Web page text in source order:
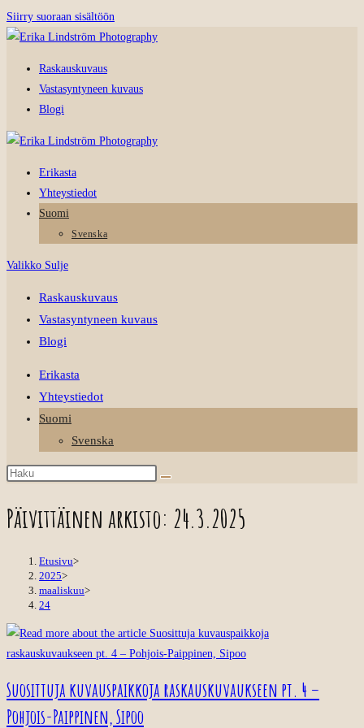
Siirry suoraan sisältöön
Raskauskuvaus
Vastasyntyneen kuvaus
Blogi
Erikasta
Yhteystiedot
Suomi
Svenska
Valikko Sulje
Raskauskuvaus
Vastasyntyneen kuvaus
Blogi
Erikasta
Yhteystiedot
Suomi
Svenska
Päivittäinen arkisto: 24.3.2025
Etusivu>
2025>
maaliskuu>
24
Suosittuja kuvauspaikkoja raskauskuvaukseen pt. 4 –
Pohjois-Paippinen, Sipoo